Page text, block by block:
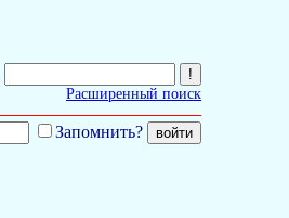
Расширенный поиск
Запомнить?